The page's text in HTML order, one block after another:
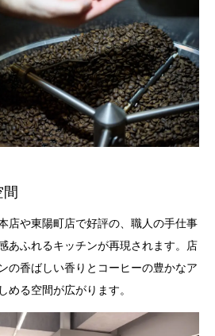
店や東陽町店で好評の、職人の手仕事
あふれるキッチンが再現されます。店
の香ばしい香りとコーヒーの豊かなア
める空間が広がります。